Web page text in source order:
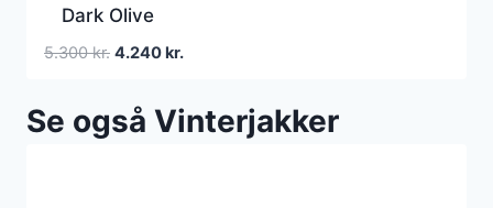
Dark Olive
5.300kr. Den
pris
var:
4.240kr.Den
er:
Se også Vinterjakker